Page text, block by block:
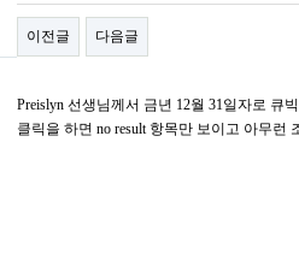
이전글 다음글
Preislyn 선생님께서 금년 12월 31일자로 큐
클릭을 하면 no result 항목만 보이고 아무